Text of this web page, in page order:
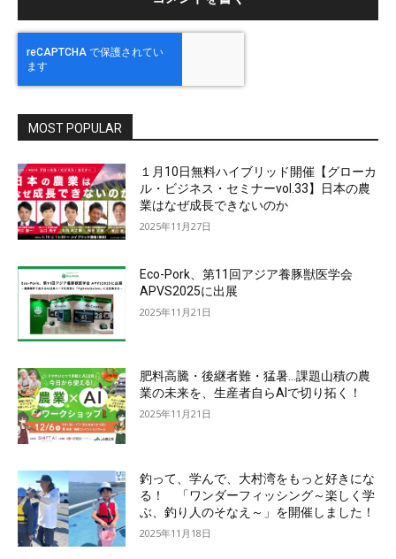
MOST POPULAR
１月10日無料ハイブリッド開催【グローカ
ル・ビジネス・セミナーvol.33】日本の農
業はなぜ成長できないのか
2025年11月27日
Eco-Pork、第11回アジア養豚獣医学会
APVS2025に出展
2025年11月21日
肥料高騰・後継者難・猛暑…課題山積の農
業の未来を、生産者自らAIで切り拓く！
2025年11月21日
釣って、学んで、大村湾をもっと好きにな
る！ 「ワンダーフィッシング～楽しく学
ぶ、釣り人のそなえ～」を開催しました！
2025年11月18日